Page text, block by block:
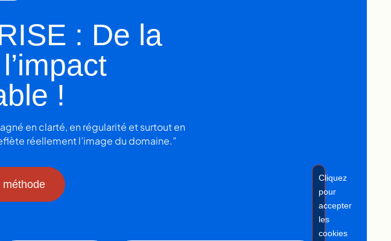
: De la
!
en clarté, en régularité et surtout en
réellement l’image du domaine.”
méthode
Cliquez
pour
accepter
les
cookies